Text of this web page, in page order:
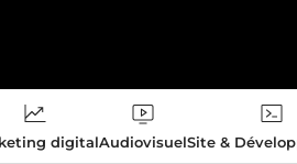
digitalAudiovisuelSite &